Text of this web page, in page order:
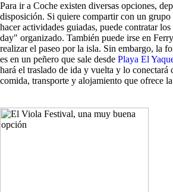
Para ir a Coche existen diversas opciones,
disposición. Si quiere compartir con un
hacer actividades guiadas, puede contratar
day" organizado. También puede irse en
realizar el paseo por la isla. Sin embargo, la
es en un peñero que sale desde Playa El
hará el traslado de ida y vuelta y lo conectará
comida, transporte y alojamiento que ofrece